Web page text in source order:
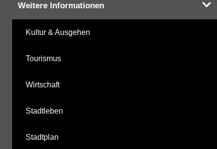
Weitere Informationen
Kultur & Ausgehen
Tourismus
Wirtschaft
Stadtleben
Stadtplan